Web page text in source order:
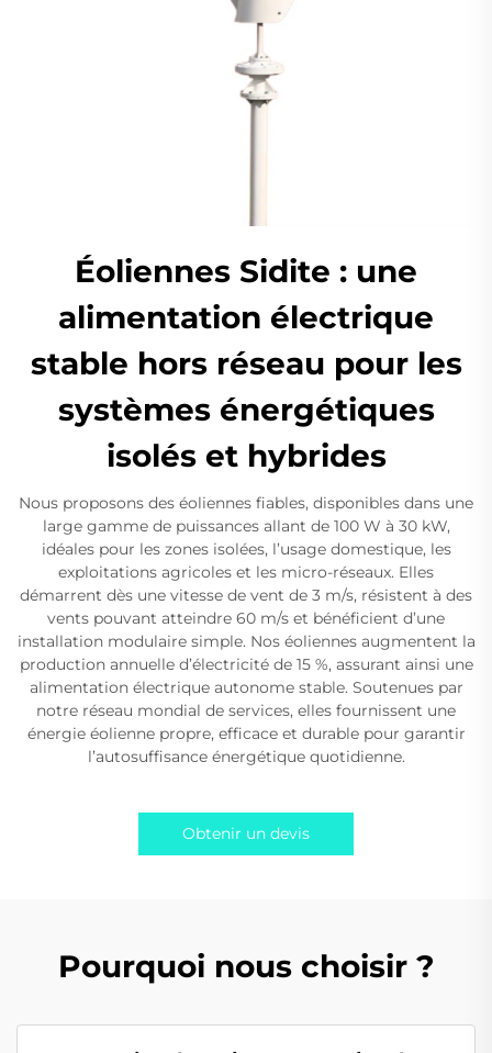
Éoliennes Sidite : une
alimentation électrique
stable hors réseau pour les
systèmes énergétiques
isolés et hybrides
Nous proposons des éoliennes fiables, disponibles dans une
large gamme de puissances allant de 100 W à 30 kW,
idéales pour les zones isolées, l’usage domestique, les
exploitations agricoles et les micro-réseaux. Elles
démarrent dès une vitesse de vent de 3 m/s, résistent à des
vents pouvant atteindre 60 m/s et bénéficient d’une
installation modulaire simple. Nos éoliennes augmentent la
production annuelle d’électricité de 15 %, assurant ainsi une
alimentation électrique autonome stable. Soutenues par
notre réseau mondial de services, elles fournissent une
énergie éolienne propre, efficace et durable pour garantir
l’autosuffisance énergétique quotidienne.
Obtenir un devis
Pourquoi nous choisir ?